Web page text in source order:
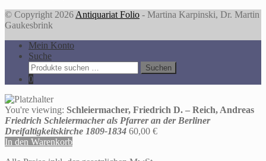
© Copyright 2026 Antiquariat Folio - Martina Karpinski, Dr. Martin
Gaukesbrink
Mein Konto
Suche
Suche
nach:
Suchen
0
You're viewing: Schleiermacher, Friedrich D. – Reich, Andreas
Friedrich Schleiermacher als Pfarrer an der Berliner
Dreifaltigkeitskirche 1809-1834 60,00 €
In den Warenkorb